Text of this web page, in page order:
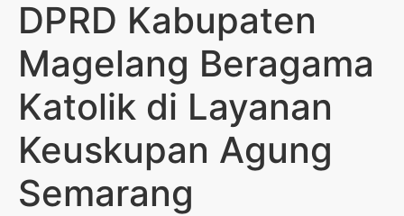
DPRD Kabupaten
Magelang Beragama
Katolik di Layanan
Keuskupan Agung
Semarang